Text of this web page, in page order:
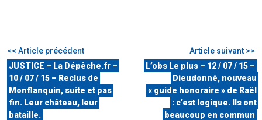
<< Article précédent
JUSTICE – La Dépêche.fr –
10 / 07 / 15 – Reclus de
Monflanquin, suite et pas
fin. Leur château, leur
bataille.
Article suivant >>
L’obs Le plus – 12 / 07 / 15 –
Dieudonné, nouveau
« guide honoraire » de Raël
: c’est logique. Ils ont
beaucoup en commun